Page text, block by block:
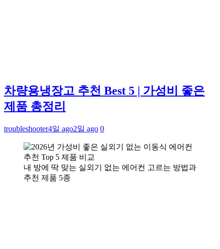
차량용냉장고 추천 Best 5 | 가성비 좋은
제품 총정리
troubleshooter4일 ago2일 ago 0
내 방에 딱 맞는 실외기 없는 에어컨 고르는 방법과
추천 제품 5종